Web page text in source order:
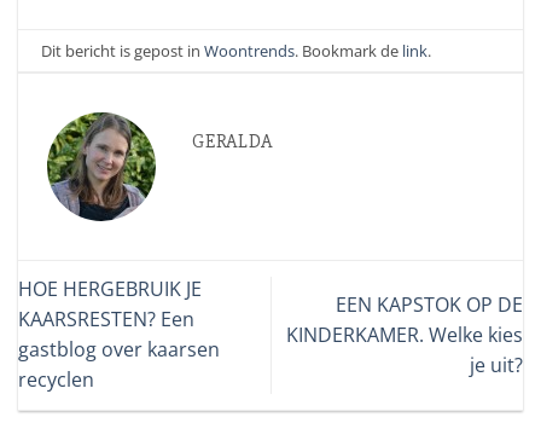
Dit bericht is gepost inWoontrends. Bookmark de link.
GERALDA
HOE HERGEBRUIK JE
KAARSRESTEN? Een
gastblog over kaarsen
recyclen
EEN KAPSTOK OP DE
KINDERKAMER. Welke kies
je uit?